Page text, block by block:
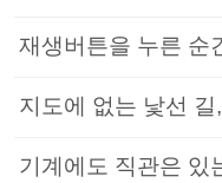
재생버튼을 누른 순
지도에 없는 낯선
기계에도 직관은 있